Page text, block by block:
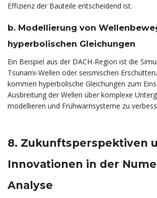
Effizienz der Bauteile entscheidend ist.
b. Modellierung von
hyperbolischen Gleichungen
Ein Beispiel aus der DACH-Region ist die
Tsunami-Wellen oder seismischen
kommen hyperbolische Gleichungen zum
Ausbreitung der Wellen über komplexe
modellieren und Frühwarnsysteme zu
8. Zukunftsperspektiven
Innovationen in der
Analyse